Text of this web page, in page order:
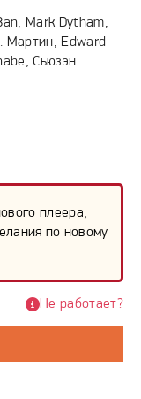
Mark Dytham,
Мартин, Edward
Сьюзэн
плеера,
по новому
Не работает?